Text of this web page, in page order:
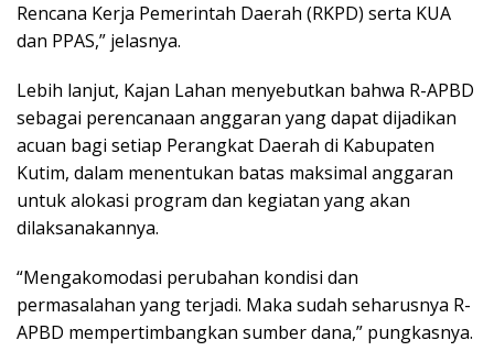
Rencana Kerja Pemerintah Daerah (RKPD) serta KUA
dan PPAS,” jelasnya.
Lebih lanjut, Kajan Lahan menyebutkan bahwa R-APBD
sebagai perencanaan anggaran yang dapat dijadikan
acuan bagi setiap Perangkat Daerah di Kabupaten
Kutim, dalam menentukan batas maksimal anggaran
untuk alokasi program dan kegiatan yang akan
dilaksanakannya.
“Mengakomodasi perubahan kondisi dan
permasalahan yang terjadi. Maka sudah seharusnya R-
APBD mempertimbangkan sumber dana,” pungkasnya.